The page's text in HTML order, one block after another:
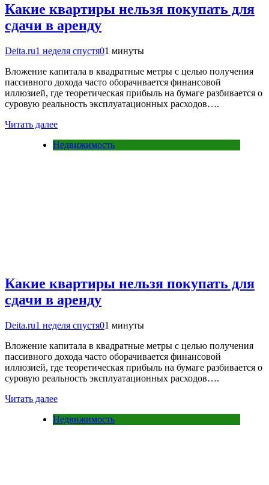
Какие квартиры нельзя покупать для
сдачи в аренду
Deita.ru1 неделя спустя01 минуты
Вложение капитала в квадратные метры с целью получения
пассивного дохода часто оборачивается финансовой
иллюзией, где теоретическая прибыль на бумаге разбивается о
суровую реальность эксплуатационных расходов….
Читать далее
Недвижимость
Какие квартиры нельзя покупать для
сдачи в аренду
Deita.ru1 неделя спустя01 минуты
Вложение капитала в квадратные метры с целью получения
пассивного дохода часто оборачивается финансовой
иллюзией, где теоретическая прибыль на бумаге разбивается о
суровую реальность эксплуатационных расходов….
Читать далее
Недвижимость